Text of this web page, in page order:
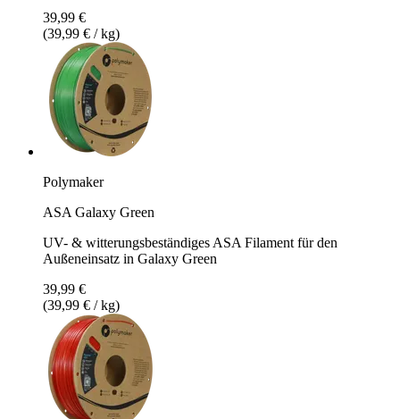
39,99 €
(39,99 € / kg)
Polymaker
ASA Galaxy Green
UV- & witterungsbeständiges ASA Filament für den
Außeneinsatz in Galaxy Green
39,99 €
(39,99 € / kg)